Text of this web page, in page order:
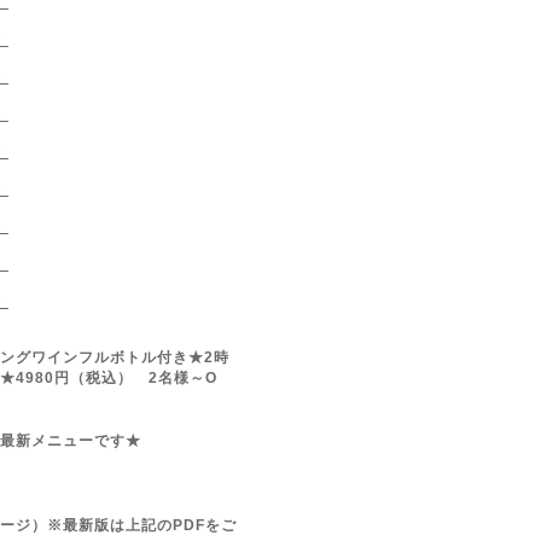
グワインフルボトル付き★2時
★4980円（税込） 2名様～O
新メニューです★
ジ）※最新版は上記のPDFをご